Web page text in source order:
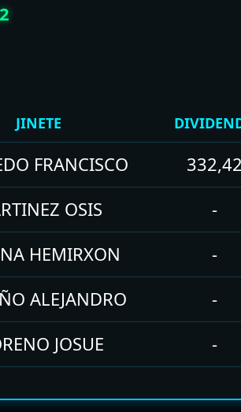
JINETE
FRANCISCO
332,42
OSIS
-
HEMIRXON
-
ALEJANDRO
-
JOSUE -